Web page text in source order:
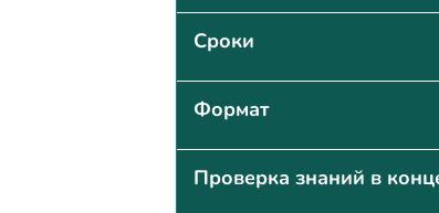
Сроки
Формат
Проверка знаний в